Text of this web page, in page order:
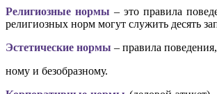
Религиозные нормы – это правила
религиозных норм могут служить десять
Эстетические нормы – правила
ному и безобразному.